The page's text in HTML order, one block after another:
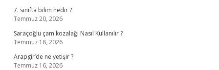
7. sınıfta bilim nedir ?
Temmuz 20, 2026
Saraçoğlu çam kozalağı Nasıl Kullanılır ?
Temmuz 18, 2026
Arapgir’de ne yetişir ?
Temmuz 16, 2026